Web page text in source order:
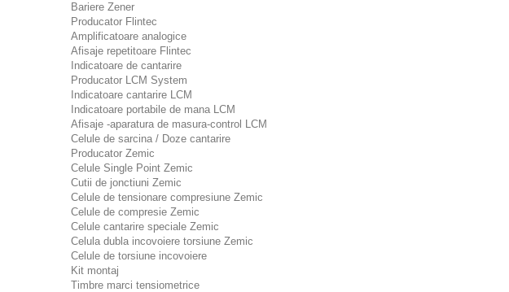
Bariere Zener
Producator Flintec
Amplificatoare analogice
Afisaje repetitoare Flintec
Indicatoare de cantarire
Producator LCM System
Indicatoare cantarire LCM
Indicatoare portabile de mana LCM
Afisaje -aparatura de masura-control LCM
Celule de sarcina / Doze cantarire
Producator Zemic
Celule Single Point Zemic
Cutii de jonctiuni Zemic
Celule de tensionare compresiune Zemic
Celule de compresie Zemic
Celule cantarire speciale Zemic
Celula dubla incovoiere torsiune Zemic
Celule de torsiune incovoiere
Kit montaj
Timbre marci tensiometrice